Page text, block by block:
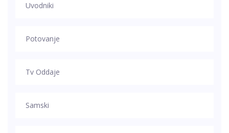
Uvodniki
Potovanje
Tv Oddaje
Samski